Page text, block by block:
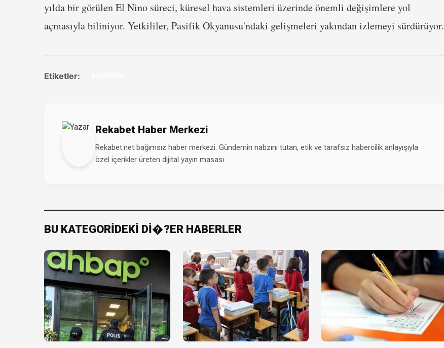
yılda bir görülen El Nino süreci, küresel hava sistemleri üzerinde önemli değişimlere yol
açmasıyla biliniyor. Yetkililer, Pasifik Okyanusu'ndaki gelişmeleri yakından izlemeyi sürdürüyor.
Etiketler:
Rekabet Haber Merkezi
Rekabet.net bağımsız haber merkezi. Gündemin nabzını tutan, etik ve tarafsız habercilik anlayışıyla
özel içerikler üreten dijital yayın masası.
BU KATEGORİDEKİ Dİ�?ER HABERLER